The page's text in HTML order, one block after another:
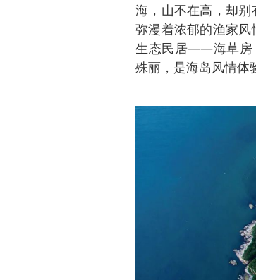
海，山不在高，却
弥漫着浓郁的渔家
生态民居——海草房
殊丽，是海岛风情体